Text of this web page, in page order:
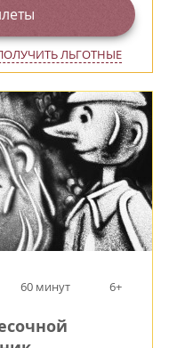
ЛЬГОТНЫЕ
60 минут 6+